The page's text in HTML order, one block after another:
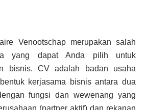
Venootschap merupakan salah
yang dapat Anda pilih untuk
bisnis. CV adalah badan usaha
kerjasama bisnis antara dua
fungsi dan wewenang yang
(partner aktif) dan rekanan